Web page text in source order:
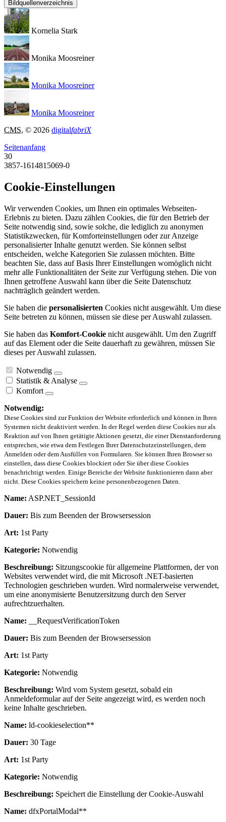
Bildquellenverzeichnis
Kornelia Stark
Monika Moosreiner
Monika Moosreiner
Monika Moosreiner
CMS, © 2026 digitalfabriX
Seitenanfang
30
3857-1614815069-0
Cookie-Einstellungen
Wir verwenden Cookies, um Ihnen ein optimales Webseiten-
Erlebnis zu bieten. Dazu zählen Cookies, die für den Betrieb der
Seite notwendig sind, sowie solche, die lediglich zu anonymen
Statistikzwecken, für Komforteinstellungen oder zur Anzeige
personalisierter Inhalte genutzt werden. Sie können selbst
entscheiden, welche Kategorien Sie zulassen möchten. Bitte
beachten Sie, dass auf Basis Ihrer Einstellungen womöglich nicht
mehr alle Funktionalitäten der Seite zur Verfügung stehen. Die von
Ihnen getroffene Auswahl kann über die Seite Datenschutz
nachträglich geändert werden.
Sie haben die personalisierten Cookies nicht ausgewählt. Um diese
Seite betreten zu können, müssen sie diese per Auswahl zulassen.
Sie haben das Komfort-Cookie nicht ausgewählt. Um den Zugriff
auf das Element oder die Seite dauerhaft zu gewähren, müssen Sie
dieses per Auswahl zulassen.
Notwendig
Statistik & Analyse
Komfort
Notwendig:
Diese Cookies sind zur Funktion der Website erforderlich und können in Ihren
Systemen nicht deaktiviert werden. In der Regel werden diese Cookies nur als
Reaktion auf von Ihnen getätigte Aktionen gesetzt, die einer Dienstanforderung
entsprechen, wie etwa dem Festlegen Ihrer Datenschutzeinstellungen, dem
Anmelden oder dem Ausfüllen von Formularen. Sie können Ihren Browser so
einstellen, dass diese Cookies blockiert oder Sie über diese Cookies
benachrichtigt werden. Einige Bereiche der Website funktionieren dann aber
nicht. Diese Cookies speichern keine personenbezogenen Daten.
Name: ASP.NET_SessionId
Dauer: Bis zum Beenden der Browsersession
Art: 1st Party
Kategorie: Notwendig
Beschreibung: Sitzungscookie für allgemeine Plattformen, der von
Websites verwendet wird, die mit Microsoft .NET-basierten
Technologien geschrieben wurden. Wird normalerweise verwendet,
um eine anonymisierte Benutzersitzung durch den Server
aufrechtzuerhalten.
Name: __RequestVerificationToken
Dauer: Bis zum Beenden der Browsersession
Art: 1st Party
Kategorie: Notwendig
Beschreibung: Wird vom System gesetzt, sobald ein
Anmeldeformular auf der Seite angezeigt wird, es werden noch
keine Inhalte geschrieben.
Name: ld-cookieselection**
Dauer: 30 Tage
Art: 1st Party
Kategorie: Notwendig
Beschreibung: Speichert die Einstellung der Cookie-Auswahl
Name: dfxPortalModal**